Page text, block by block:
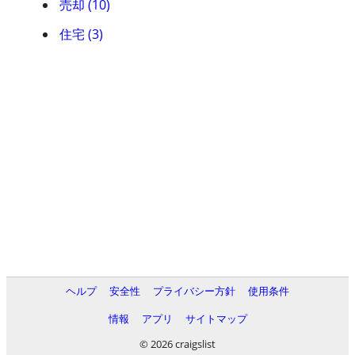
売却 (10)
住宅 (3)
ヘルプ 安全性 プライバシー方針
使用条件
情報
アプリ
サイトマップ
© 2026 craigslist